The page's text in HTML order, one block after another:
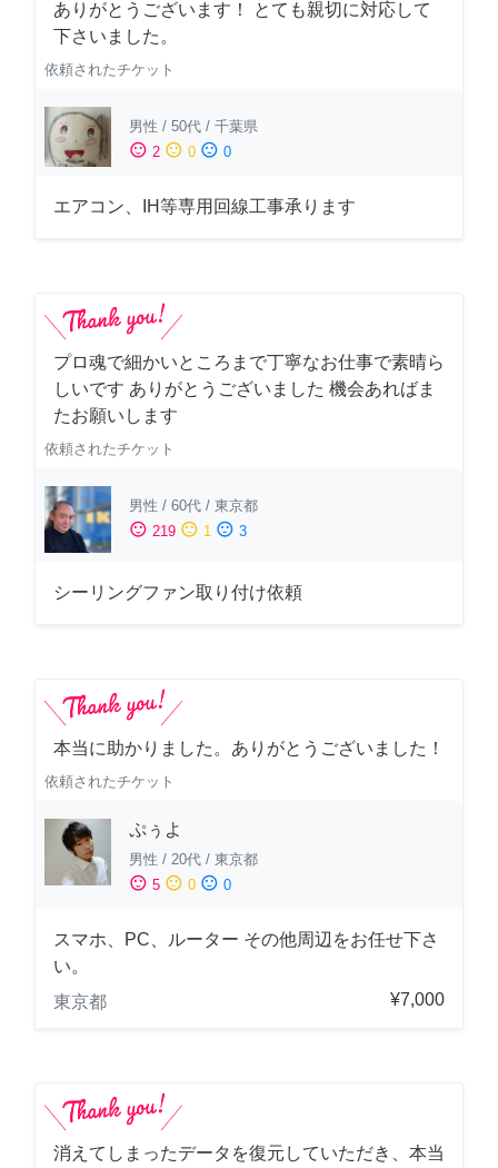
ありがとうございます！ とても親切に対応して
下さいました。
依頼されたチケット
男性 / 50代 / 千葉県
sentiment_satisfied 2 sentiment_neutral 0 sentiment_dissatisfied 0
エアコン、IH等専用回線工事承ります
プロ魂で細かいところまで丁寧なお仕事で素晴ら
しいです ありがとうございました 機会あればま
たお願いします
依頼されたチケット
男性 / 60代 / 東京都
sentiment_satisfied 219 sentiment_neutral 1 sentiment_dissatisfied 3
シーリングファン取り付け依頼
本当に助かりました。ありがとうございました！
依頼されたチケット
ぷぅよ
男性 / 20代 / 東京都
sentiment_satisfied 5 sentiment_neutral 0 sentiment_dissatisfied 0
スマホ、PC、ルーター その他周辺をお任せ下さ
い。
東京都
¥7,000
消えてしまったデータを復元していただき、本当